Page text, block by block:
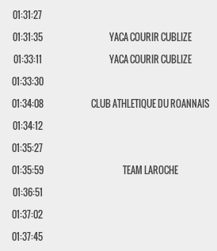
01:31:27
01:31:35
YACA COURIR CUBLIZE
01:33:11
YACA COURIR CUBLIZE
01:33:30
01:34:08
CLUB ATHLETIQUE DU ROANNAIS
01:34:12
01:35:27
01:35:59
TEAM LAROCHE
01:36:51
01:37:02
01:37:45